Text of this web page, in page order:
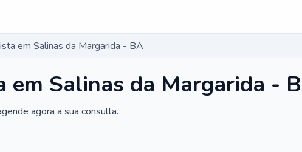
em Salinas da Margarida - BA
em Salinas da Margarida -
agora a sua consulta.